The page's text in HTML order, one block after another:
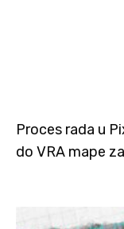
Proces rada u
do VRA mape